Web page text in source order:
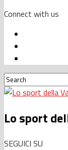
Connect with us
Lo sport
SEGUICI SU